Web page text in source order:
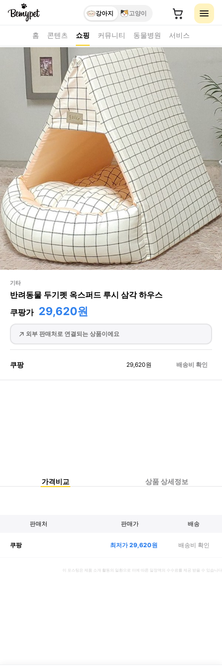
강아지 고양이
홈 콘텐츠 쇼핑 커뮤니티 동물병원 서비스
기타
반려동물 두기펫 옥스퍼드 루시 삼각 하우스
쿠팡가 29,620원
외부 판매처로 연결되는 상품이에요
쿠팡 29,620원 배송비 확인
가격비교 상품 상세정보
판매처 판매가 배송
쿠팡 최저가29,620원 배송비 확인
이 포스팅은 제품 소개 활동의 일환으로 이에 따른 일정액의 수수료를 제공 받을 수 있습니다